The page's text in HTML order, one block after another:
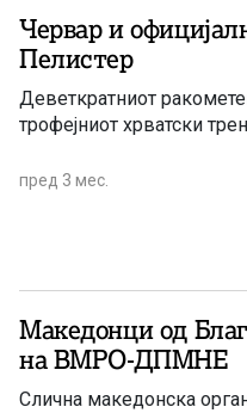
Червар и
Пелистер
Деветкратниот
трофејниот хрватски
пред 3 мес.
Македонци од
на ВМРО-ДПМНЕ
Слична македонска